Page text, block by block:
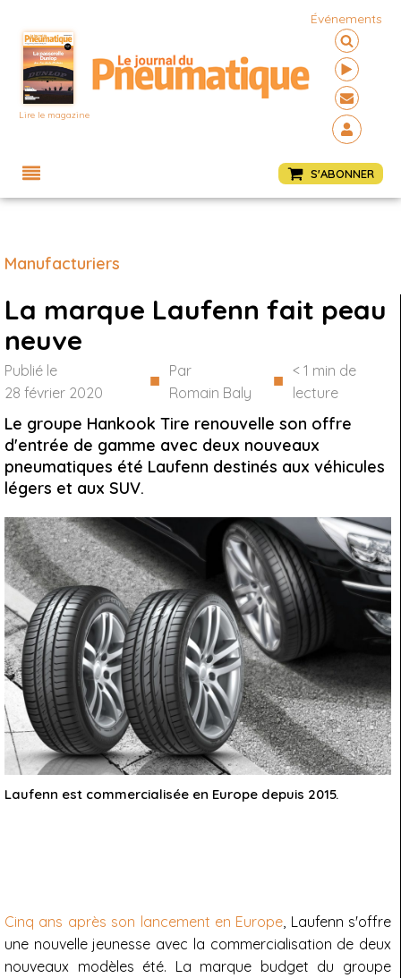
Lire le magazine
Événements
S'ABONNER
Manufacturiers
La marque Laufenn fait peau
neuve
Publié le
28 février 2020
■ Par
Romain Baly
■ < 1 min de
lecture
Le groupe Hankook Tire renouvelle son offre
d'entrée de gamme avec deux nouveaux
pneumatiques été Laufenn destinés aux véhicules
légers et aux SUV.
Laufenn est commercialisée en Europe depuis 2015.
Cinq ans après son lancement en Europe , Laufenn s'offre
une nouvelle jeunesse avec la commercialisation de deux
nouveaux modèles été. La marque budget du groupe